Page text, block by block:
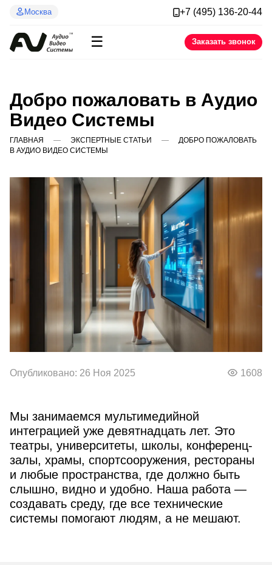
Москва +7 (495) 136-20-44
☰ Заказать звонок
Добро пожаловать в Аудио
Видео Системы
ГЛАВНАЯ ЭКСПЕРТНЫЕ СТАТЬИ
ДОБРО ПОЖАЛОВАТЬ
В АУДИО ВИДЕО СИСТЕМЫ
Опубликовано: 26 Ноя 2025 1608
Мы занимаемся мультимедийной
интеграцией уже девятнадцать лет. Это
театры, университеты, школы, конференц-
залы, храмы, спортсооружения, рестораны
и любые пространства, где должно быть
слышно, видно и удобно. Наша работа —
создавать среду, где все технические
системы помогают людям, а не мешают.